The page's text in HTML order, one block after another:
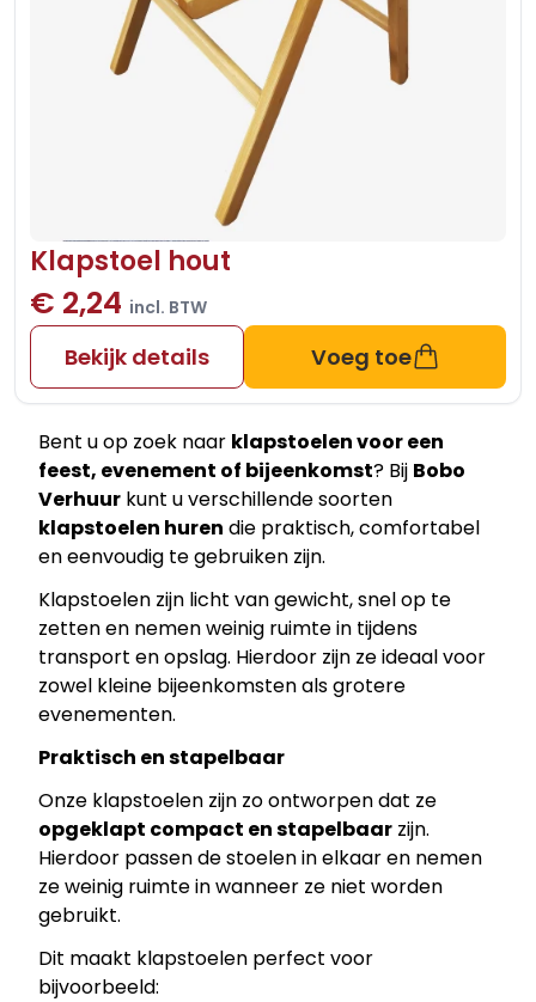
Klapstoel hout
€ 2,24 incl. BTW
Bekijk details Voeg toe
Bent u op zoek naar klapstoelen voor een
feest, evenement of bijeenkomst? Bij Bobo
Verhuur kunt u verschillende soorten
klapstoelen huren die praktisch, comfortabel
en eenvoudig te gebruiken zijn.
Klapstoelen zijn licht van gewicht, snel op te
zetten en nemen weinig ruimte in tijdens
transport en opslag. Hierdoor zijn ze ideaal voor
zowel kleine bijeenkomsten als grotere
evenementen.
Praktisch en stapelbaar
Onze klapstoelen zijn zo ontworpen dat ze
opgeklapt compact en stapelbaar zijn.
Hierdoor passen de stoelen in elkaar en nemen
ze weinig ruimte in wanneer ze niet worden
gebruikt.
Dit maakt klapstoelen perfect voor
bijvoorbeeld: